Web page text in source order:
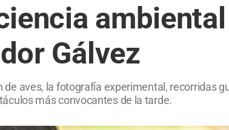
Gálvez
aves, la fotografía experimental, recorridas
más convocantes de la tarde.